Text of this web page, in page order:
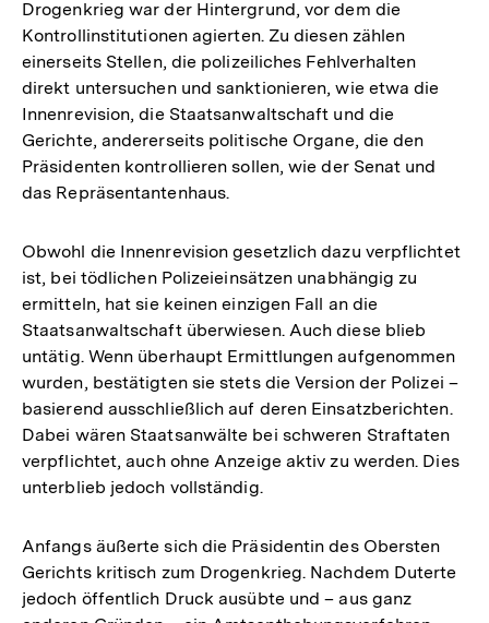
Drogenkrieg war der Hintergrund, vor dem die
Kontrollinstitutionen agierten. Zu diesen zählen
einerseits Stellen, die polizeiliches Fehlverhalten
direkt untersuchen und sanktionieren, wie etwa die
Innenrevision, die Staatsanwaltschaft und die
Gerichte, andererseits politische Organe, die den
Präsidenten kontrollieren sollen, wie der Senat und
das Repräsentantenhaus.
Obwohl die Innenrevision gesetzlich dazu verpflichtet
ist, bei tödlichen Polizeieinsätzen unabhängig zu
ermitteln, hat sie keinen einzigen Fall an die
Staatsanwaltschaft überwiesen. Auch diese blieb
untätig. Wenn überhaupt Ermittlungen aufgenommen
wurden, bestätigten sie stets die Version der Polizei –
basierend ausschließlich auf deren Einsatzberichten.
Dabei wären Staatsanwälte bei schweren Straftaten
verpflichtet, auch ohne Anzeige aktiv zu werden. Dies
unterblieb jedoch vollständig.
Anfangs äußerte sich die Präsidentin des Obersten
Gerichts kritisch zum Drogenkrieg. Nachdem Duterte
jedoch öffentlich Druck ausübte und – aus ganz